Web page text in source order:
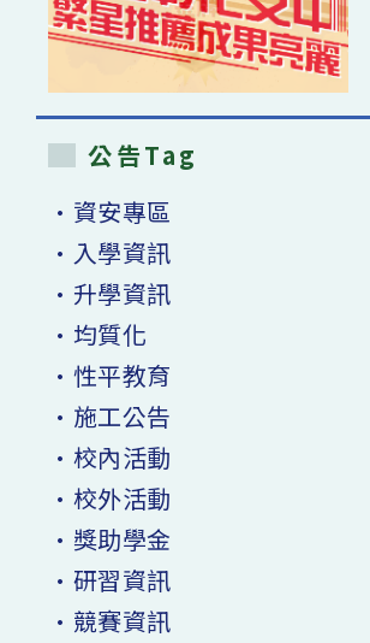
公告Tag
•資安專區
•入學資訊
•升學資訊
•均質化
•性平教育
•施工公告
•校內活動
•校外活動
•獎助學金
•研習資訊
•競賽資訊